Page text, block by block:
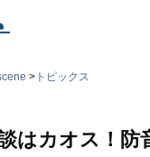
>トピックス
はカオス！防